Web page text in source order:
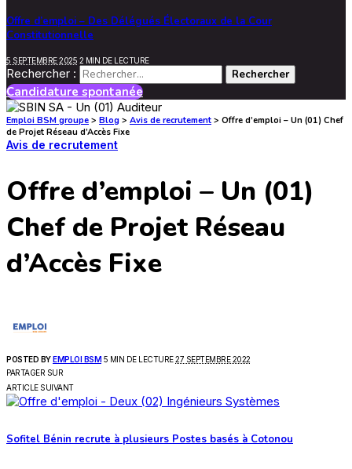
Offre d’emploi – Des Délégués Électoraux de la Cour
Constitutionnelle
5 SEPTEMBRE 2025 2 MIN DE LECTURE
Rechercher :
Candidature spontanée
Emploi BSM groupe > Blog > Avis de recrutement > Offre d’emploi – Un (01) Chef
de Projet Réseau d’Accès Fixe
Avis de recrutement
Offre d’emploi – Un (01)
Chef de Projet Réseau
d’Accès Fixe
POSTED BY EMPLOI BSM 5 MIN DE LECTURE27 SEPTEMBRE 2022
PARTAGER SUR
ARTICLE SUIVANT
Sofitel Bénin recrute à plusieurs Postes basés à Cotonou